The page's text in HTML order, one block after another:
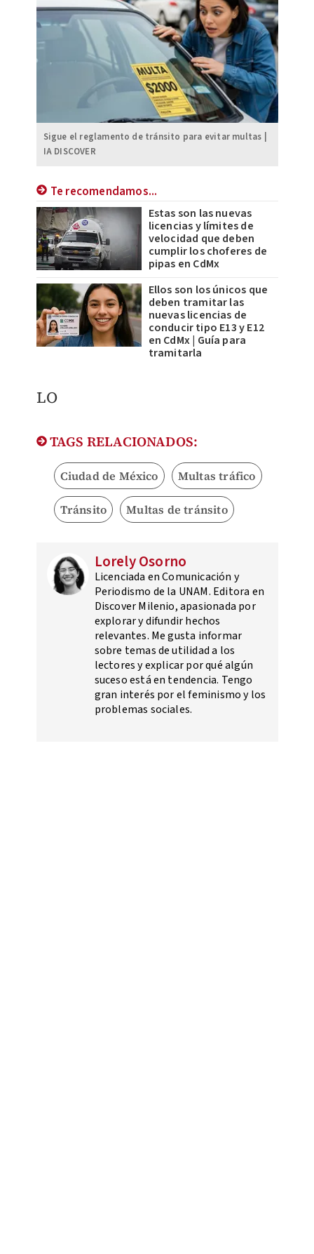
Sigue el reglamento de tránsito para evitar multas |
IA DISCOVER
Te recomendamos...
Estas son las nuevas
licencias y límites de
velocidad que deben
cumplir los choferes de
pipas en CdMx
Ellos son los únicos que
deben tramitar las
nuevas licencias de
conducir tipo E13 y E12
en CdMx | Guía para
tramitarla
​LO
TAGS RELACIONADOS:
Ciudad de México Multas tráfico
Tránsito Multas de tránsito
Lorely Osorno
Licenciada en Comunicación y
Periodismo de la UNAM. Editora en
Discover Milenio, apasionada por
explorar y difundir hechos
relevantes. Me gusta informar
sobre temas de utilidad a los
lectores y explicar por qué algún
suceso está en tendencia. Tengo
gran interés por el feminismo y los
problemas sociales.